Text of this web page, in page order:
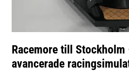
Racemore till
avancerade